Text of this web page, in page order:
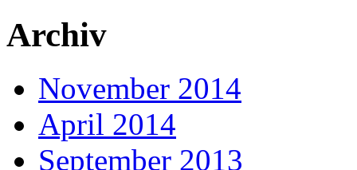
Archiv
November 2014
April 2014
September 2013